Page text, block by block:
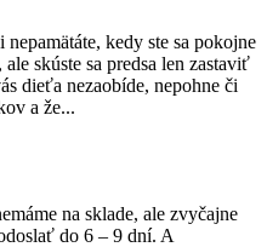
kedy ste sa pokojne
skúste sa predsa len zastaviť
dieťa nezaobíde, nepohne či
a že...
na sklade, ale zvyčajne
do 6 – 9 dní. A